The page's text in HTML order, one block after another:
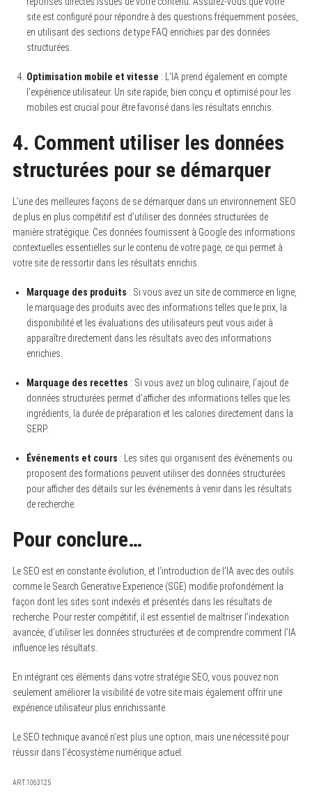
site est configuré pour répondre à des questions fréquemment posées,
en utilisant des sections de type FAQ enrichies par des données
structurées.
Optimisation mobile et vitesse : L’IA prend également en compte
l’expérience utilisateur. Un site rapide, bien conçu et optimisé pour les
mobiles est crucial pour être favorisé dans les résultats enrichis.
4. Comment utiliser les données
structurées pour se démarquer
L’une des meilleures façons de se démarquer dans un environnement SEO
de plus en plus compétitif est d’utiliser des données structurées de
manière stratégique. Ces données fournissent à Google des informations
contextuelles essentielles sur le contenu de votre page, ce qui permet à
votre site de ressortir dans les résultats enrichis.
Marquage des produits : Si vous avez un site de commerce en ligne,
le marquage des produits avec des informations telles que le prix, la
disponibilité et les évaluations des utilisateurs peut vous aider à
apparaître directement dans les résultats avec des informations
enrichies.
Marquage des recettes : Si vous avez un blog culinaire, l’ajout de
données structurées permet d’afficher des informations telles que les
ingrédients, la durée de préparation et les calories directement dans la
SERP.
Événements et cours : Les sites qui organisent des événements ou
proposent des formations peuvent utiliser des données structurées
pour afficher des détails sur les événements à venir dans les résultats
de recherche.
Pour conclure…
Le SEO est en constante évolution, et l’introduction de l’IA avec des outils
comme le Search Generative Experience (SGE) modifie profondément la
façon dont les sites sont indexés et présentés dans les résultats de
recherche. Pour rester compétitif, il est essentiel de maîtriser l’indexation
avancée, d’utiliser les données structurées et de comprendre comment l’IA
influence les résultats.
En intégrant ces éléments dans votre stratégie SEO, vous pouvez non
seulement améliorer la visibilité de votre site mais également offrir une
expérience utilisateur plus enrichissante.
Le SEO technique avancé n’est plus une option, mais une nécessité pour
réussir dans l’écosystème numérique actuel.
ART.1063125